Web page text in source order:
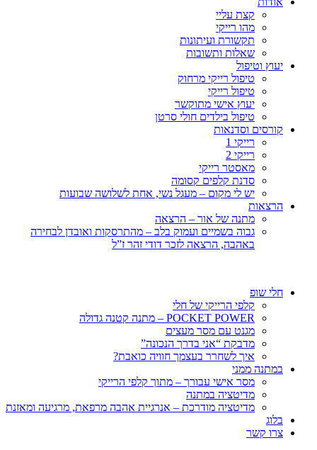
קצת עליי
מהו רייקי
תקשורת ועיתונות
שאלות ותשובות
יעוץ וטיפול
טיפול רייקי מרחוק
טיפול רייקי
יעוץ אישי מתוקשר
טיפול בילדים חולי סרטן
קורסים וסדנאות
רייקי 1
רייקי 2
מאסטר רייקי
סדנת קלפים קסומה
יש לי מקום – מעגל נשי, אחת לשלושה שבועות
הרצאות
מתנה של אור – הרצאה
גבוה בשמיים ועמוק בלב – מהתרסקות ואובדן לבחירה
באהבה, הרצאה לזכר דודי זהר ז”ל
חלי שופ
קלפי הרייקי של חלי
POCKET POWER – מתנה קטנה גדולה
מגנט עם מסר מעצים
מדבקת “אני בדרך הנכונה”
איך לשחרר בעצמך חוויה כואבת?
במתנה ממני
מסר אישי עבורך – מתוך קלפי הרייקי
מדיטציה במתנה
מדיטציה מודרכת – אנרגיית אהבה מרפאת, מרגיעה ומאזנת
בלוג
צרו קשר